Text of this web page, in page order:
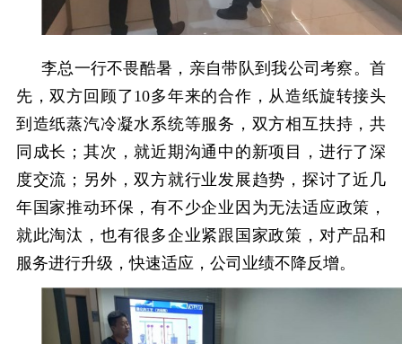
李总一行不畏酷暑，亲自带队到我公司考察。首
先，双方回顾了10多年来的合作，从造纸旋转接头
到造纸蒸汽冷凝水系统等服务，双方相互扶持，共
同成长；其次，就近期沟通中的新项目，进行了深
度交流；另外，双方就行业发展趋势，探讨了近几
年国家推动环保，有不少企业因为无法适应政策，
就此淘汰，也有很多企业紧跟国家政策，对产品和
服务进行升级，快速适应，公司业绩不降反增。